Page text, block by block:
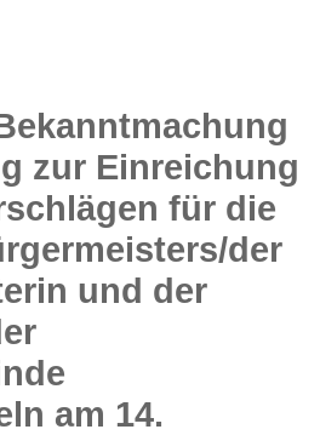
zur Einreichung
für die
der
und der
am 14.